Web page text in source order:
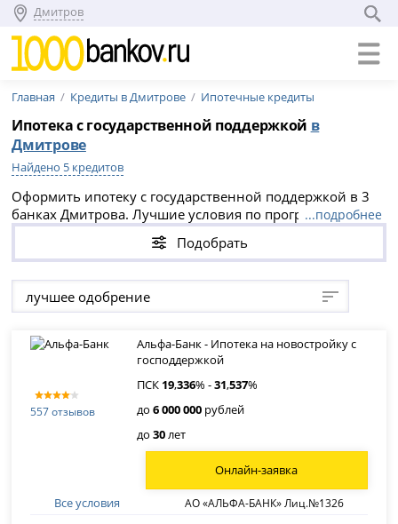
Дмитров
Главная Кредиты в Дмитрове Ипотечные кредиты
Ипотека с государственной поддержкой в
Дмитрове
Найдено 5 кредитов
Оформить ипотеку с государственной поддержкой в 3
банках Дмитрова. Лучшие условия по программе
господдержки ипотеки в 2026 году: сравните варианты
и подайте заявку онлайн на официальном сайте
кредитной организации, срок кредитования до 30 лет и
максимальная сумма до 70 000 000 рублей.
...подробнее
Подобрать
лучшее одобрение
557 отзывов
Альфа-Банк - Ипотека на новостройку с
господдержкой
ПСК 19,336% -31,537%
до6 000 000 рублей
до30лет
Все условия АО «АЛЬФА-БАНК» Лиц.№1326
Онлайн-заявка